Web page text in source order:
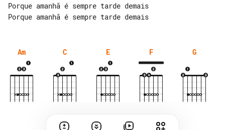
Porque amanhã é sempre tarde demais
Am C E F G